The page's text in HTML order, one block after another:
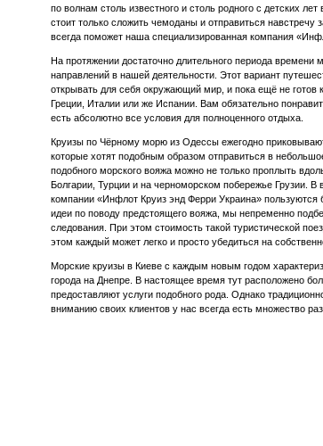
по волнам столь известного и столь родного с детских
стоит только сложить чемоданы и отправиться
всегда поможет наша специализированная компания
На протяжении достаточно длительного периода
направлений в нашей деятельности. Этот вариант
открывать для себя окружающий мир, и пока ещё не
Греции, Италии или же Испании. Вам обязательно
есть абсолютно все условия для полноценного отдыха.
Круизы по Чёрному морю из Одессы ежегодно
которые хотят подобным образом отправиться в
подобного морского вояжа можно не только проплыть
Болгарии, Турции и на черноморском побережье Грузии. В
компании «Инфлот Круиз энд Ферри Украина»
идеи по поводу предстоящего вояжа, мы непременно
следования. При этом стоимость такой туристической
этом каждый может легко и просто убедиться на
Морские круизы в Киеве с каждым новым годом
города на Днепре. В настоящее время тут расположено
предоставляют услуги подобного рода. Однако
вниманию своих клиентов у нас всегда есть множество